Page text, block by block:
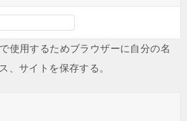
使用するためブラウザーに自分の名
、サイトを保存する。